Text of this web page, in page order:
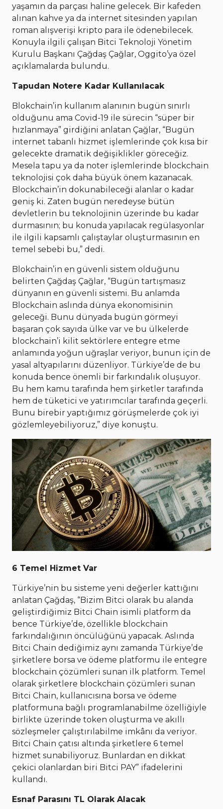
yaşamın da parçası haline gelecek. Bir kafeden
alınan kahve ya da internet sitesinden yapılan
roman alışverişi kripto para ile ödenebilecek.
Konuyla ilgili çalışan Bitci Teknoloji Yönetim
Kurulu Başkanı Çağdaş Çağlar, Oggito’ya özel
açıklamalarda bulundu.
Tapudan Notere Kadar Kullanılacak
Blokchain’in kullanım alanının bugün sınırlı
olduğunu ama Covid-19 ile sürecin “süper bir
hızlanmaya” girdiğini anlatan Çağlar, “Bugün
internet tabanlı hizmet işlemlerinde çok kısa bir
gelecekte dramatik değişiklikler göreceğiz.
Mesela tapu ya da noter işlemlerinde blockchain
teknolojisi çok daha büyük önem kazanacak.
Blockchain’in dokunabileceği alanlar o kadar
geniş ki. Zaten bugün neredeyse bütün
devletlerin bu teknolojinin üzerinde bu kadar
durmasının; bu konuda yapılacak regülasyonlar
ile ilgili kapsamlı çalıştaylar oluşturmasının en
temel sebebi bu,” dedi.
Blokchain’in en güvenli sistem olduğunu
belirten Çağdaş Çağlar, “Bugün tartışmasız
dünyanın en güvenli sistemi. Bu anlamda
Blockchain aslında dünya ekonomisinin
geleceği. Bunu dünyada bugün görmeyi
başaran çok sayıda ülke var ve bu ülkelerde
blockchain’i kilit sektörlere entegre etme
anlamında yoğun uğraşlar veriyor, bunun için de
yasal altyapılarını düzenliyor. Türkiye’de de bu
konuda bence önemli bir farkındalık oluşuyor.
Bu hem kamu tarafında hem şirketler tarafında
hem de tüketici ve yatırımcılar tarafında geçerli.
Bunu birebir yaptığımız görüşmelerde çok iyi
gözlemleyebiliyoruz,” diye konuştu.
6 Temel Hizmet Var
Türkiye’nin bu sisteme yeni değerler kattığını
anlatan Çağdaş, “Bizim Bitci olarak bu alanda
geliştirdiğimiz Bitci Chain isimli platform da
bence Türkiye’de, özellikle blockchain
farkındalığının öncülüğünü yapacak. Aslında
Bitci Chain dediğimiz aynı zamanda Türkiye’de
şirketlere borsa ve ödeme platformu ile entegre
blockchain çözümleri sunan ilk platform. Temel
olarak şirketlere blockchain çözümleri sunan
Bitci Chain, kullanıcısına borsa ve ödeme
platformuna bağlı programlanabilme özelliğiyle
birlikte üzerinde token oluşturma ve akıllı
sözleşmeler çalıştırılabilme imkânı da veriyor.
Bitci Chain çatısı altında şirketlere 6 temel
hizmet sunabiliyoruz. Bunlardan en dikkat
çekici olanlardan biri Bitci PAY” ifadelerini
kullandı.
Esnaf Parasını TL Olarak Alacak